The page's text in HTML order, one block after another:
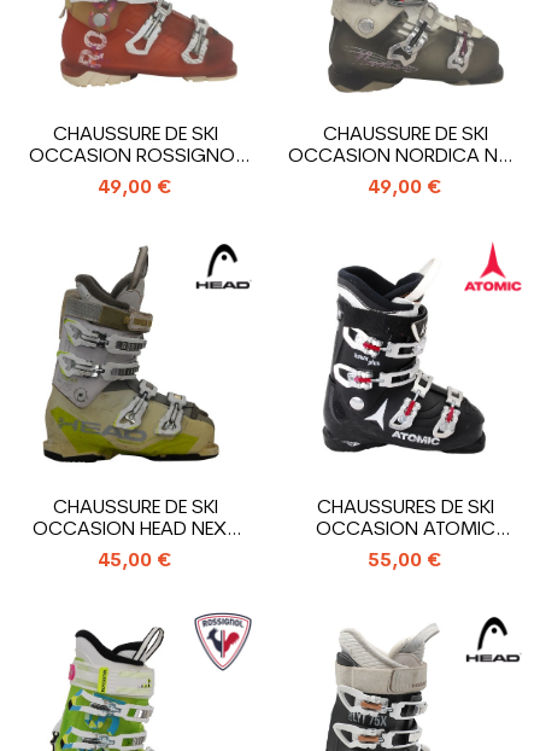
CHAUSSURE DE SKI
OCCASION ROSSIGNOL
ALLTRACK
49,00 €
CHAUSSURE DE SKI
OCCASION NORDICA NXT
N3R W
49,00 €
CHAUSSURE DE SKI
OCCASION HEAD NEXT
EDGE 75 W
45,00 €
CHAUSSURES DE SKI
OCCASION ATOMIC
HAWX PLUS
55,00 €